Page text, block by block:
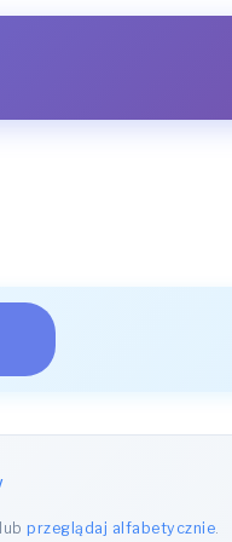
lubprzeglądaj alfabetycznie.